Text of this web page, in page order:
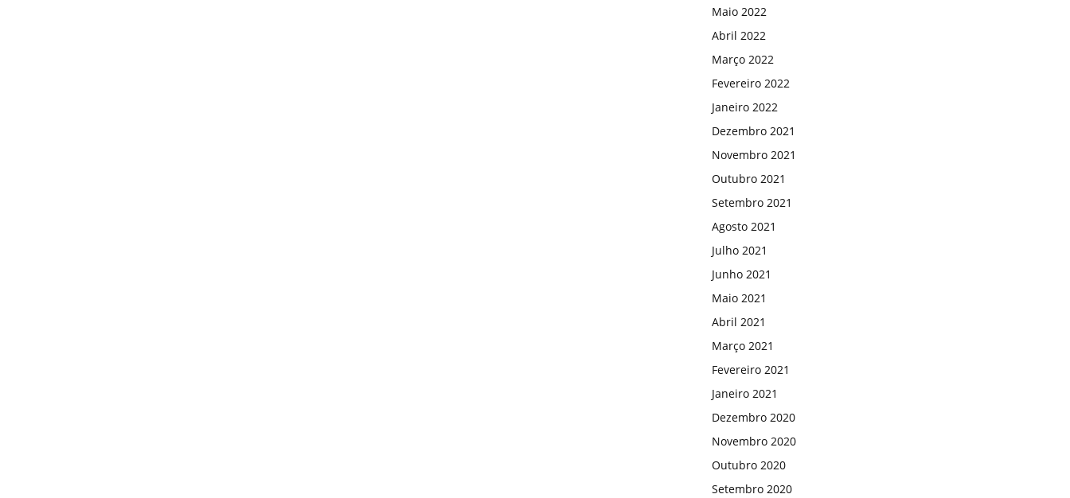
Maio 2022
Abril 2022
Março 2022
Fevereiro 2022
Janeiro 2022
Dezembro 2021
Novembro 2021
Outubro 2021
Setembro 2021
Agosto 2021
Julho 2021
Junho 2021
Maio 2021
Abril 2021
Março 2021
Fevereiro 2021
Janeiro 2021
Dezembro 2020
Novembro 2020
Outubro 2020
Setembro 2020